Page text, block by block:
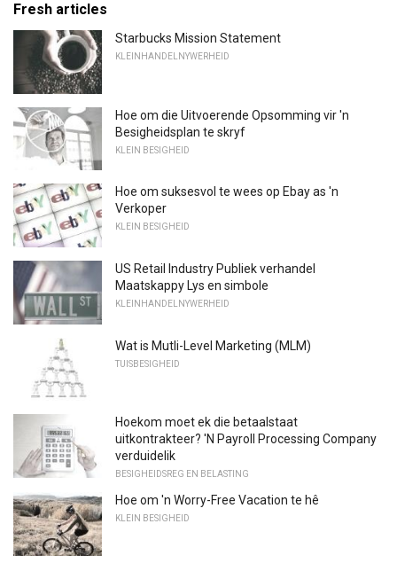
Fresh articles
Starbucks Mission Statement
KLEINHANDELNYWERHEID
Hoe om die Uitvoerende Opsomming vir 'n
Besigheidsplan te skryf
KLEIN BESIGHEID
Hoe om suksesvol te wees op Ebay as 'n
Verkoper
KLEIN BESIGHEID
US Retail Industry Publiek verhandel
Maatskappy Lys en simbole
KLEINHANDELNYWERHEID
Wat is Mutli-Level Marketing (MLM)
TUISBESIGHEID
Hoekom moet ek die betaalstaat
uitkontrakteer? 'N Payroll Processing Company
verduidelik
BESIGHEIDSREG EN BELASTING
Hoe om 'n Worry-Free Vacation te hê
KLEIN BESIGHEID